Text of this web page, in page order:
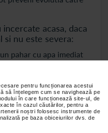
pentru funcționarea acestui
să înțelegem cum se navighează pe
în care funcționează site-ul, de
în cazul căutărilor, pentru a
noștri folosesc instrumente de
pe baza obiceiurilor dvs. de
acasa, daca
si nu este severa:
pahar cu apa imediat
lucru deoarece
cele mei comune
lumina puternica si